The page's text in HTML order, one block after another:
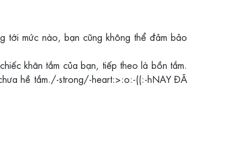
tới mức nào, bạn cũng không thể đảm bảo
khăn tắm của bạn, tiếp theo là bồn tắm.
hề tắm./-strong/-heart:>:o:-((:-hNAY ĐÃ